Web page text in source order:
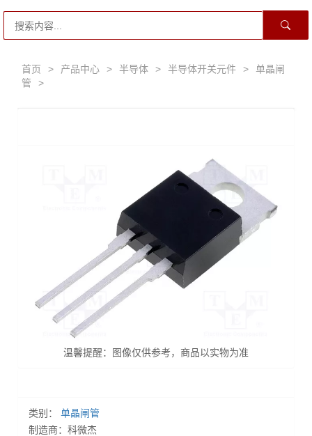
首页 > 产品中心 > 半导体 > 半导体开关元件 >
单晶闸
管
>
温馨提醒：图像仅供参考，商品以实物为准
类别： 单晶闸管
制造商：科微杰